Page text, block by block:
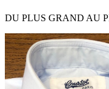
DU PLUS GRAND AU